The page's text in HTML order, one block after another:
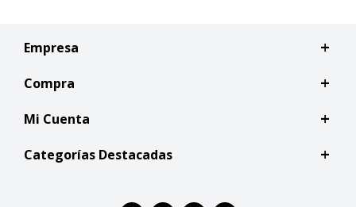
Empresa
Compra
Mi Cuenta
Categorías Destacadas